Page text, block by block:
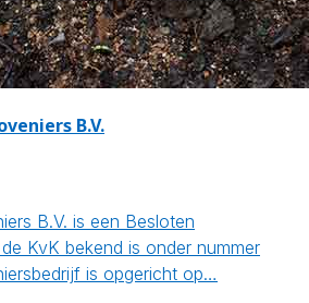
B.V.
B.V. is een Besloten
KvK bekend is onder nummer
is opgericht op…